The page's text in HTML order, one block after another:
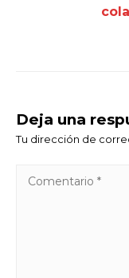
Deja una
Tu dirección de